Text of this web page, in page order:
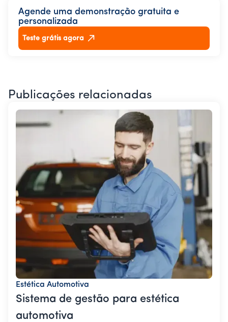
Agende uma demonstração gratuita e
personalizada
Teste grátis agora
Publicações relacionadas
Estética Automotiva
Sistema de gestão para estética
automotiva